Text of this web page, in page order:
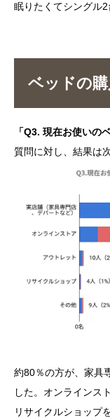
眠りたくてシングル2
ベッドの
「Q3. 現在お使いの
質問に対し、結果は
約80％の方が、家具
した。オンラインス
リサイクルショップ